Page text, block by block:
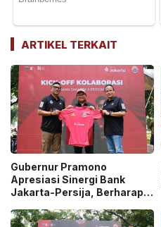
ARTIKEL TERKAIT
Gubernur Pramono
Apresiasi Sinergi Bank
Jakarta-Persija, Berharap
Jakarta